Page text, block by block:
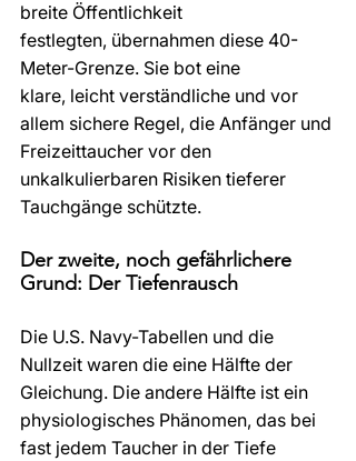
breite Öffentlichkeit
festlegten, übernahmen diese 40-
Meter-Grenze. Sie bot eine
klare, leicht verständliche und vor
allem sichere Regel, die Anfänger und
Freizeittaucher vor den
unkalkulierbaren Risiken tieferer
Tauchgänge schützte.
Der zweite, noch gefährlichere
Grund: Der Tiefenrausch
Die U.S. Navy-Tabellen und die
Nullzeit waren die eine Hälfte der
Gleichung. Die andere Hälfte ist ein
physiologisches Phänomen, das bei
fast jedem Taucher in der Tiefe